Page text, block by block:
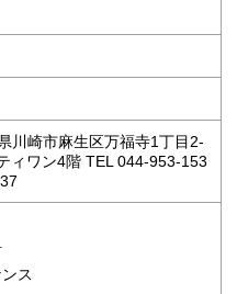
川崎市麻生区万福寺1丁目2-
ワン4階 TEL 044-953-153
ス